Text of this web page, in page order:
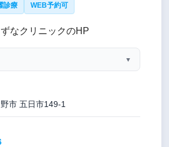
診療 WEB予約可
▼
市 五日市149-1